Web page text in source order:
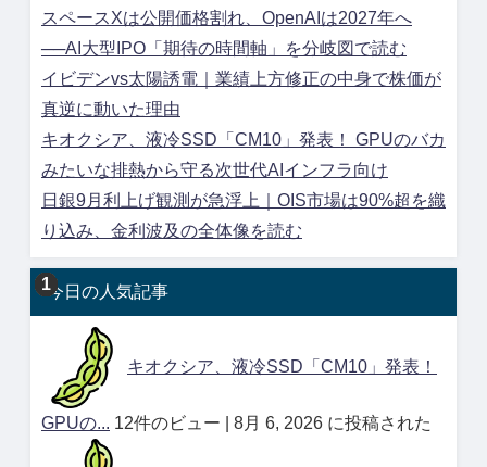
スペースXは公開価格割れ、OpenAIは2027年へ
──AI大型IPO「期待の時間軸」を分岐図で読む
イビデンvs太陽誘電｜業績上方修正の中身で株価が
真逆に動いた理由
キオクシア、液冷SSD「CM10」発表！ GPUのバカ
みたいな排熱から守る次世代AIインフラ向け
日銀9月利上げ観測が急浮上｜OIS市場は90%超を織
り込み、金利波及の全体像を読む
今日の人気記事
キオクシア、液冷SSD「CM10」発表！
GPUの... 12件のビュー 8月 6, 2026 に投稿された